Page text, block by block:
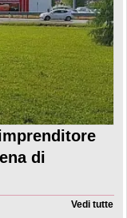
di
Vedi tutte